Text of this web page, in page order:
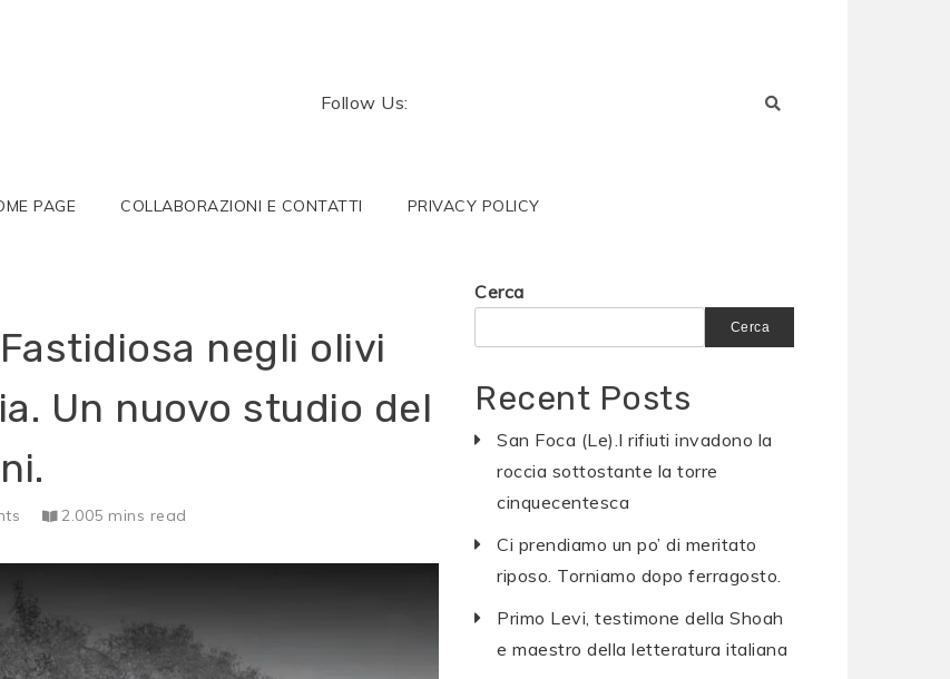
Follow Us:
PAGE COLLABORAZIONI E CONTATTI PRIVACY POLICY
negli olivi
Un nuovo studio del
2.005 mins read
Cerca
Cerca
Recent Posts
San Foca (Le).I rifiuti invadono la
roccia sottostante la torre
cinquecentesca
Ci prendiamo un po’ di meritato
riposo. Torniamo dopo ferragosto.
Primo Levi, testimone della Shoah
e maestro della letteratura italiana